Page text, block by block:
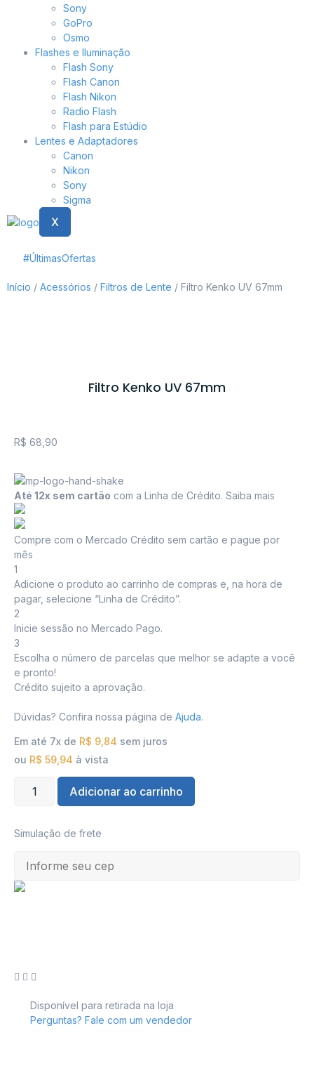
Sony
GoPro
Osmo
Flashes e Iluminação
Flash Sony
Flash Canon
Flash Nikon
Radio Flash
Flash para Estúdio
Lentes e Adaptadores
Canon
Nikon
Sony
Sigma
X
#ÚltimasOfertas
Início / Acessórios / Filtros de Lente / Filtro Kenko UV 67mm
Filtro Kenko UV 67mm
R$ 68,90
Até 12x sem cartão com a Linha de Crédito. Saiba mais
Compre com o Mercado Crédito sem cartão e pague por
mês
1
Adicione o produto ao carrinho de compras e, na hora de
pagar, selecione “Linha de Crédito”.
2
Inicie sessão no Mercado Pago.
3
Escolha o número de parcelas que melhor se adapte a você
e pronto!
Crédito sujeito a aprovação.
Dúvidas? Confira nossa página de Ajuda.
Em até 7x de R$ 9,84 sem juros
ou R$ 59,94 à vista
Adicionar ao carrinho
Simulação de frete
Disponível para retirada na loja
Perguntas? Fale com um vendedor